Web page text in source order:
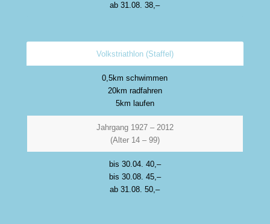
ab 31.08. 38,–
Volkstriathlon (Staffel)
0,5km schwimmen
20km radfahren
5km laufen
Jahrgang 1927 – 2012
(Alter 14 – 99)
bis 30.04. 40,–
bis 30.08. 45,–
ab 31.08. 50,–